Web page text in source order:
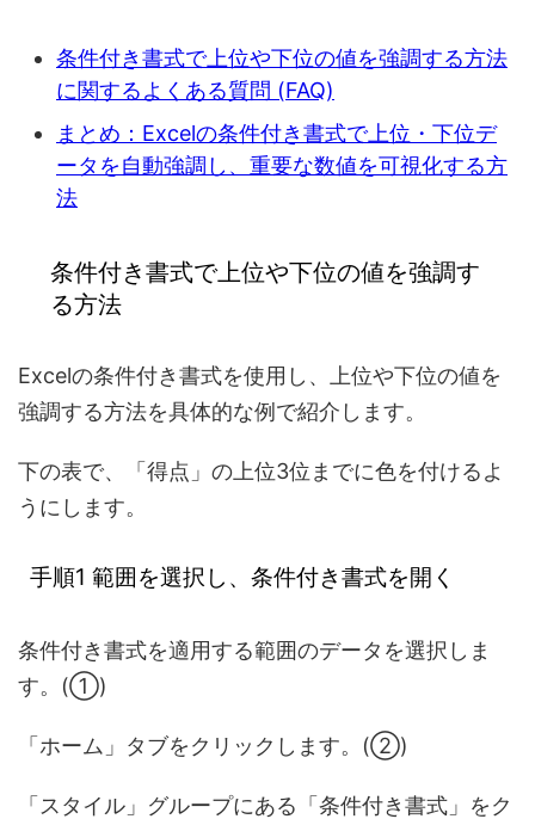
条件付き書式で上位や下位の値を強調する方法
に関するよくある質問 (FAQ)
まとめ：Excelの条件付き書式で上位・下位デ
ータを自動強調し、重要な数値を可視化する方
法
条件付き書式で上位や下位の値を強調す
る方法
Excelの条件付き書式を使用し、上位や下位の値を
強調する方法を具体的な例で紹介します。
下の表で、「得点」の上位3位までに色を付けるよ
うにします。
手順1 範囲を選択し、条件付き書式を開く
条件付き書式を適用する範囲のデータを選択しま
す。(①)
「ホーム」タブをクリックします。(②)
「スタイル」グループにある「条件付き書式」をク